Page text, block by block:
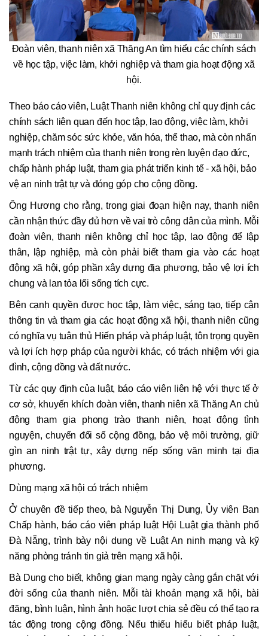
Đoàn viên, thanh niên xã Thăng An tìm hiểu các chính sách
về học tập, việc làm, khởi nghiệp và tham gia hoạt động xã
hội.
Theo báo cáo viên, Luật Thanh niên không chỉ quy định các
chính sách liên quan đến học tập, lao động, việc làm, khởi
nghiệp, chăm sóc sức khỏe, văn hóa, thể thao, mà còn nhấn
mạnh trách nhiệm của thanh niên trong rèn luyện đạo đức,
chấp hành pháp luật, tham gia phát triển kinh tế - xã hội, bảo
vệ an ninh trật tự và đóng góp cho cộng đồng.
Ông Hương cho rằng, trong giai đoạn hiện nay, thanh niên
cần nhận thức đầy đủ hơn về vai trò công dân của mình. Mỗi
đoàn viên, thanh niên không chỉ học tập, lao động để lập
thân, lập nghiệp, mà còn phải biết tham gia vào các hoạt
động xã hội, góp phần xây dựng địa phương, bảo vệ lợi ích
chung và lan tỏa lối sống tích cực.
Bên cạnh quyền được học tập, làm việc, sáng tạo, tiếp cận
thông tin và tham gia các hoạt động xã hội, thanh niên cũng
có nghĩa vụ tuân thủ Hiến pháp và pháp luật, tôn trọng quyền
và lợi ích hợp pháp của người khác, có trách nhiệm với gia
đình, cộng đồng và đất nước.
Từ các quy định của luật, báo cáo viên liên hệ với thực tế ở
cơ sở, khuyến khích đoàn viên, thanh niên xã Thăng An chủ
động tham gia phong trào thanh niên, hoạt động tình
nguyện, chuyển đổi số cộng đồng, bảo vệ môi trường, giữ
gìn an ninh trật tự, xây dựng nếp sống văn minh tại địa
phương.
Dùng mạng xã hội có trách nhiệm
Ở chuyên đề tiếp theo, bà Nguyễn Thị Dung, Ủy viên Ban
Chấp hành, báo cáo viên pháp luật Hội Luật gia thành phố
Đà Nẵng, trình bày nội dung về Luật An ninh mạng và kỹ
năng phòng tránh tin giả trên mạng xã hội.
Bà Dung cho biết, không gian mạng ngày càng gắn chặt với
đời sống của thanh niên. Mỗi tài khoản mạng xã hội, bài
đăng, bình luận, hình ảnh hoặc lượt chia sẻ đều có thể tạo ra
tác động trong cộng đồng. Nếu thiếu hiểu biết pháp luật,